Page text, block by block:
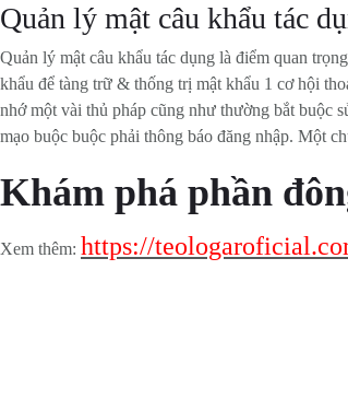
Quản lý mật câu khẩu tác
Quản lý mật câu khẩu tác dụng là điểm quan
khẩu để tàng trữ & thống trị mật khẩu 1 cơ hội
nhớ một vài thủ pháp cũng như thường bắt buộc
mạo buộc buộc phải thông báo đăng nhập. Một
Khám phá phần
Xem thêm: https://